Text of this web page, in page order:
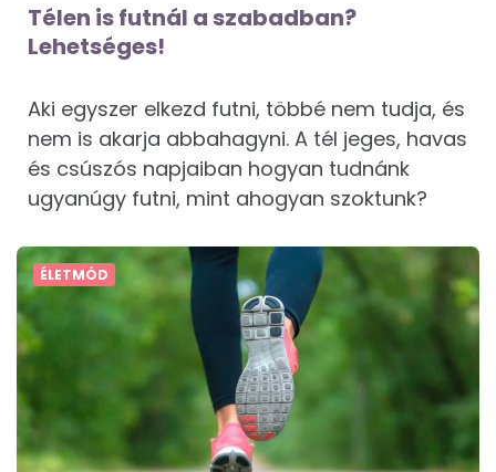
Télen is futnál a szabadban?
Lehetséges!
Aki egyszer elkezd futni, többé nem tudja, és
nem is akarja abbahagyni. A tél jeges, havas
és csúszós napjaiban hogyan tudnánk
ugyanúgy futni, mint ahogyan szoktunk?
ÉLETMÓD